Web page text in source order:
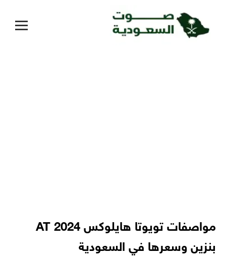
مواصفات تويوتا هايلوكس 2024 AT
بنزين وسعرها في السعودية